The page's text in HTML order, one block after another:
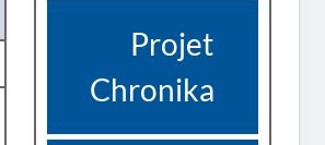
Projet
Chronika